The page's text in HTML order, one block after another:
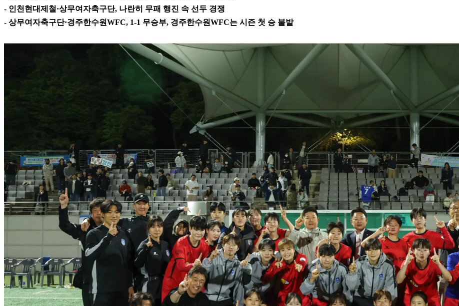
- 인천현대제철·상무여자축구단, 나란히 무패 행진 속 선두 경쟁
- 상무여자축구단·경주한수원WFC, 1-1 무승부, 경주한수원WFC는 시즌 첫 승 불발